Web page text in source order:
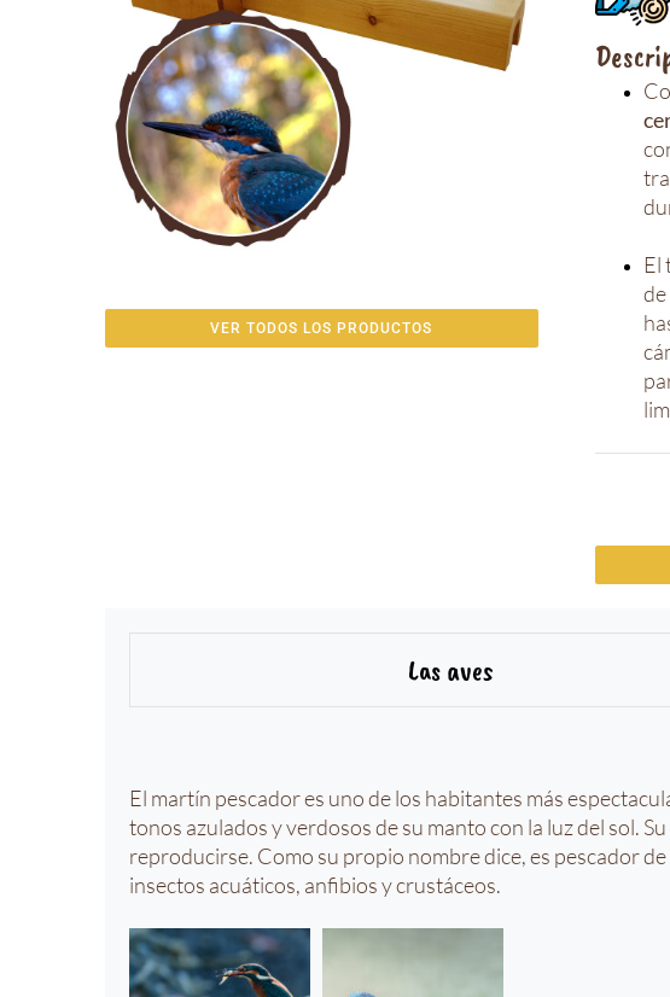
VER TODOS LOS PRODUCTOS
El
Las aves
El martín pescador es uno de los habitantes más
tonos azulados y verdosos de su manto con la luz del sol.
reproducirse. Como su propio nombre dice, es pescador
insectos acuáticos, anfibios y crustáceos.